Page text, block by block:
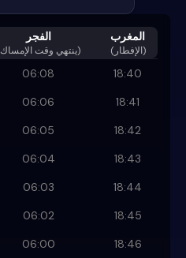
الفجر
ينتهي وقت الإمساك)
المغرب
(الإفطار)
06:08
18:40
06:06
18:41
06:05
18:42
06:04
18:43
06:03
18:44
06:02
18:45
06:00
18:46